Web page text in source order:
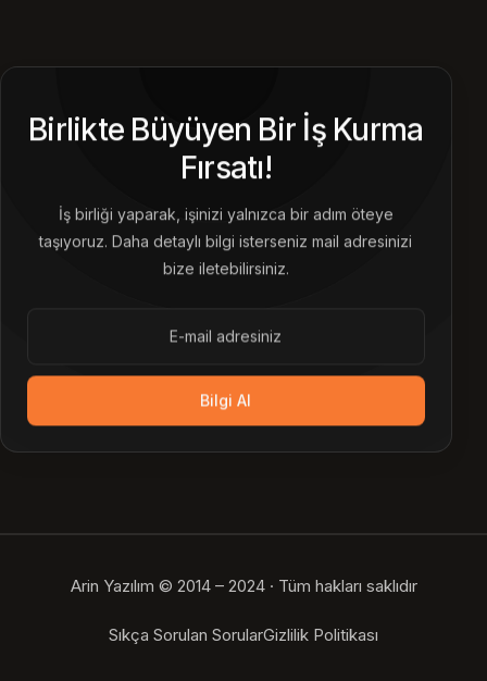
Birlikte Büyüyen Bir İş Kurma
Fırsatı!
İş birliği yaparak, işinizi yalnızca bir adım öteye
taşıyoruz. Daha detaylı bilgi isterseniz mail adresinizi
bize iletebilirsiniz.
Bilgi Al
Arin Yazılım © 2014 – 2024 · Tüm hakları saklıdır
Sıkça Sorulan SorularGizlilik Politikası